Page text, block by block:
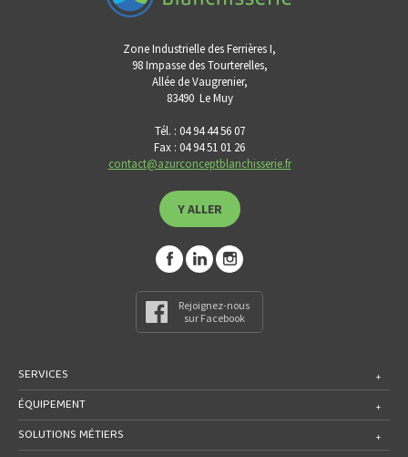
Zone Industrielle des Ferrières I,
98 Impasse des Tourterelles,
Allée de Vaugrenier,
83490 Le Muy
Tél. : 04 94 44 56 07
Fax : 04 94 51 01 26
contact@azurconceptblanchisserie.fr
Y ALLER
Rejoignez-nous
sur Facebook
SERVICES
ÉQUIPEMENT
SOLUTIONS MÉTIERS